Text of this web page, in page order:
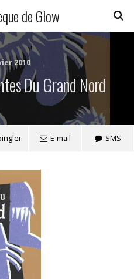
de Glow
2010
Du Grand Nord
E-mail SMS